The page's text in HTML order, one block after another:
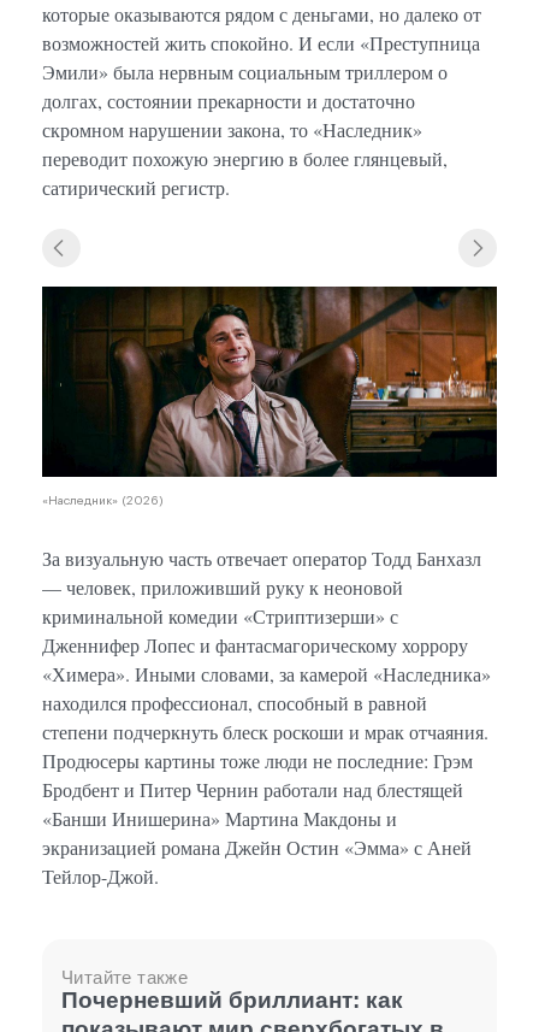
которые оказываются рядом с деньгами, но далеко от
возможностей жить спокойно. И если «Преступница
Эмили» была нервным социальным триллером о
долгах, состоянии прекарности и достаточно
скромном нарушении закона, то «Наследник»
переводит похожую энергию в более глянцевый,
сатирический регистр.
«Наследник» (2026)
За визуальную часть отвечает оператор Тодд Банхазл
— человек, приложивший руку к неоновой
криминальной комедии «Стриптизерши» с
Дженнифер Лопес и фантасмагорическому хоррору
«Химера». Иными словами, за камерой «Наследника»
находился профессионал, способный в равной
степени подчеркнуть блеск роскоши и мрак отчаяния.
Продюсеры картины тоже люди не последние: Грэм
Бродбент и Питер Чернин работали над блестящей
«Банши Инишерина» Мартина Макдоны и
экранизацией романа Джейн Остин «Эмма» с Аней
Тейлор-Джой.
Читайте также
Почерневший бриллиант: как